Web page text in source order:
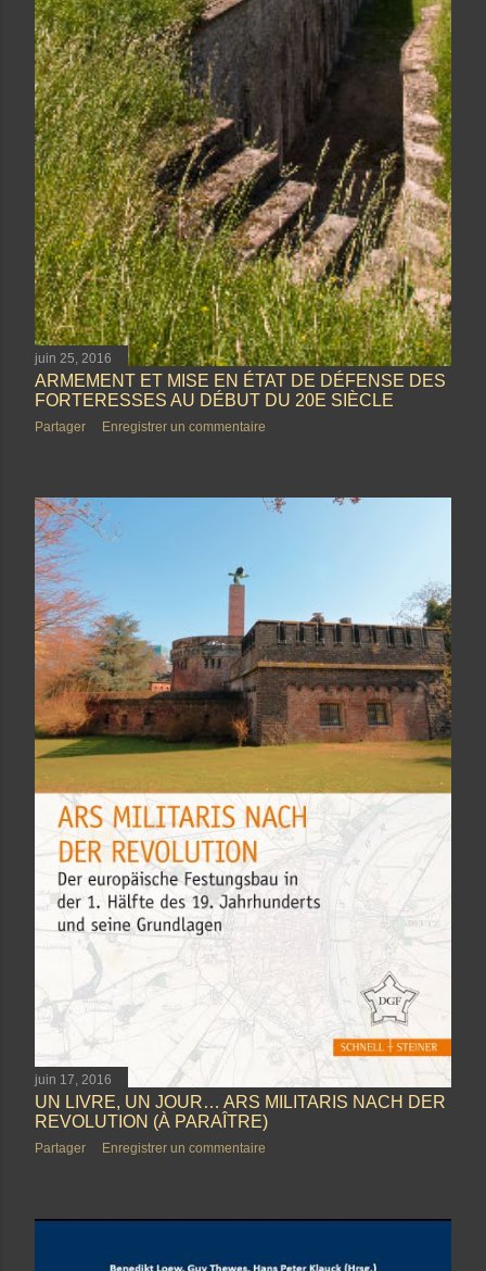
juin 25, 2016
ARMEMENT ET MISE EN ÉTAT DE DÉFENSE DES
FORTERESSES AU DÉBUT DU 20E SIÈCLE
Partager Enregistrer un commentaire
juin 17, 2016
UN LIVRE, UN JOUR… ARS MILITARIS NACH DER
REVOLUTION (À PARAÎTRE)
Partager Enregistrer un commentaire